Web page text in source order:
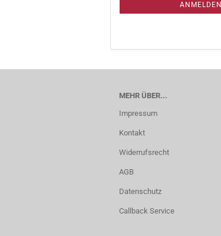
ANMELDEN
MEHR ÜBER...
Impressum
Kontakt
Widerrufsrecht
AGB
Datenschutz
Callback Service